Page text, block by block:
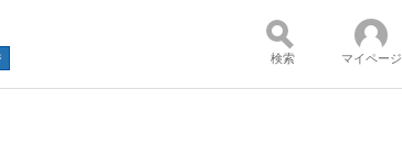
検索 マイページ